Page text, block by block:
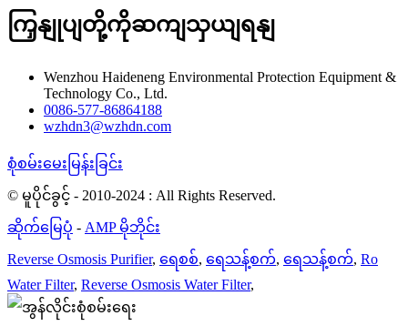
ကြှနျုပျတို့ကိုဆကျသှယျရနျ
Wenzhou Haideneng Environmental Protection Equipment &
Technology Co., Ltd.
0086-577-86864188
wzhdn3@wzhdn.com
စုံစမ်းမေးမြန်းခြင်း
© မူပိုင်ခွင့် - 2010-2024 : All Rights Reserved.
ဆိုက်မြေပုံ - AMP မိုဘိုင်း
Reverse Osmosis Purifier, ရေစစ်, ရေသန့်စက်, ရေသန့်စက်, Ro
Water Filter, Reverse Osmosis Water Filter,